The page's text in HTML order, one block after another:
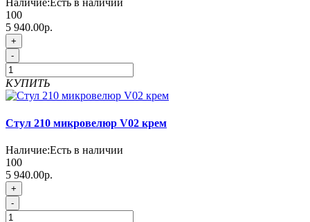
Наличие:Есть в наличии
100
5 940.00р.
+
-
КУПИТЬ
Стул 210 микровелюр V02 крем
Наличие:Есть в наличии
100
5 940.00р.
+
-